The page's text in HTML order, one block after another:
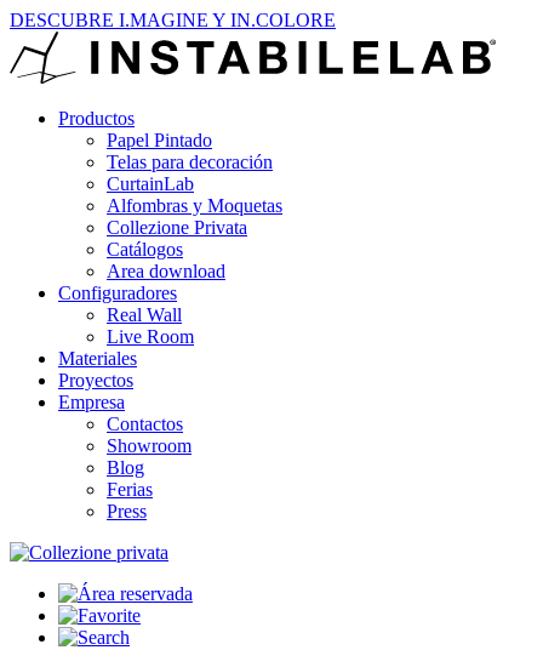
DESCUBRE I.MAGINE Y IN.COLORE
Productos
Papel Pintado
Telas para decoración
CurtainLab
Alfombras y Moquetas
Collezione Privata
Catálogos
Area download
Configuradores
Real Wall
Live Room
Materiales
Proyectos
Empresa
Contactos
Showroom
Blog
Ferias
Press